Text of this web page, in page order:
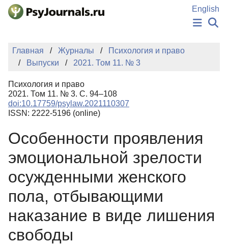
Перейти к основному содержанию
English
НОВОСТИ
ИЗДАНИЯ
ПОДАТЬ РУКОПИСЬ
БАЗА ЗНАНИЙ
КЛЮЧЕВЫЕ СЛОВА
Регистрация
Главная Журналы
Психология и право
Выпуски
2021. Том 11. № 3
Психология и право
2021. Том 11. № 3. С. 94–108
doi:10.17759/psylaw.2021110307
ISSN: 2222-5196 (online)
Особенности проявления
эмоциональной зрелости
осужденными женского
пола, отбывающими
наказание в виде лишения
свободы